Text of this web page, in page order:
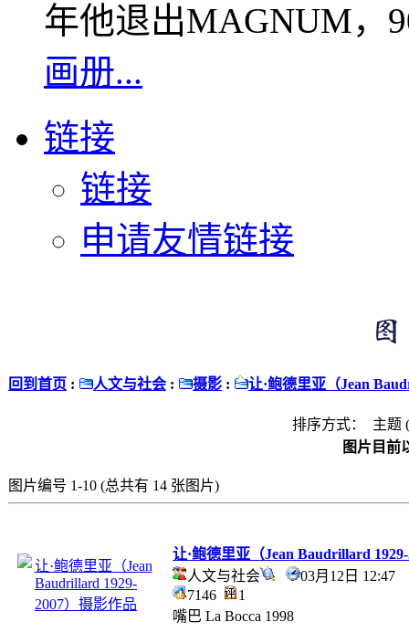
年他退出MAGNUM，
画册...
链接
链接
申请友情链接
回到首页 : 人文与社会 : 摄影 : 让·鲍德里亚（Jean
排序方式： 主题 (
图片目前
图片编号 1-10 (总共有 14 张图片)
让·鲍德里亚（Jean Baudrillard
人文与社会
03月12日 12:47
7146
1
嘴巴 La Bocca 1998